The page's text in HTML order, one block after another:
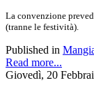
La convenzione
(tranne le festività).
Published in
Read more...
Giovedì, 20